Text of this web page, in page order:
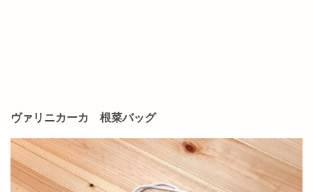
ヴァリニカーカ 根菜バッグ